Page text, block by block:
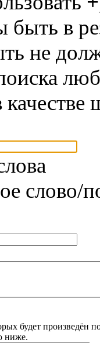
в
не
качестве
слово/
будет произведён
ниже.